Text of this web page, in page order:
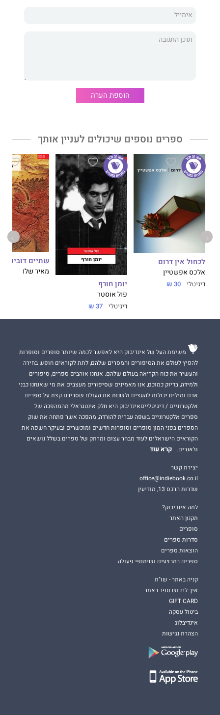
הוספת הערה
ספרים נוספים שיכולים לעניין אותך
לכחול אין דרום
אלכס אפשטיין
דיגיטלי 30 ₪ יומן חורף
פול אוסטר
דיגיטלי 37 ₪
שתיים דובים
מאיר שלו
משימת העל של אינדיבוק היא לאפשר לכמה שיותר סופרים וסופרות
להפיץ לעולם את הסיפורים והמסרים שלהם, לתת לקוראים חופש בחירה
והעשיר את כוח הקריאה בעולם שלהם. אנחנו אוהבים ספרים, סיפורים
ולמידה, בדיוק כמוכם, אנו מאמינים שסיפורים מעצבים את מי שאנחנו כבני
אדם ומילים יכולות להעצים ולשנות את העולם שסביבנו.קצת על ספרים
אלקטרוניים / דיגיטלייםאינדיבוק היא חלק אינטגראלי מהמהפכה של
ספרים אלקטרוניים בשפה עברית להורדה, מהפכה אשר פתחה את שוק
הספרים בפני המון סופרים וסופרות חדשים ומוכשרים ובעיקר חשפה את
הקוראים הישראלים לעוד מבחר עצום ומרתק של ספרים בשלל נושאים
וז'אנרים.
קרא עוד
יצירת קשר
office@indiebook.co.il
שדרות הרכס 13, מודיעין
למה אינדיבוק?
תקנון האתר
סופרים
סדרות ספרים
הוצאות ספרים
ספרים במבצעים ושיתופי פעולה
קניה באתר - שו"ת
איך לרכוש ספר באתר
GIFT CARD
ביטול עסקה
אינדיבלוג
הצהרת נגישות